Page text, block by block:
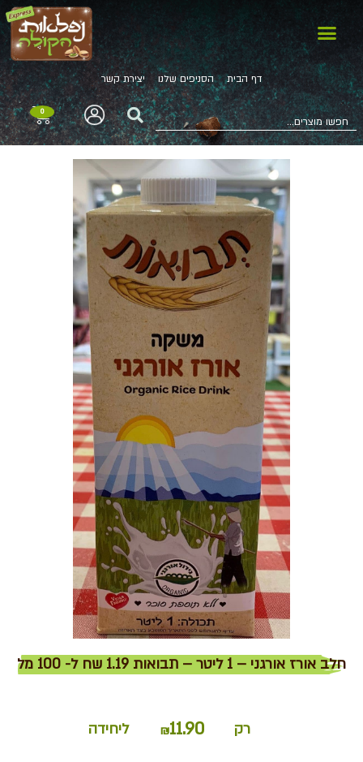
דף הבית הסניפים שלנו יצירת קשר
0
חלב אורז אורגני – 1 ליטר – תבואות 1.19 שח ל- 100 מל
רק ₪11.90 ליחידה